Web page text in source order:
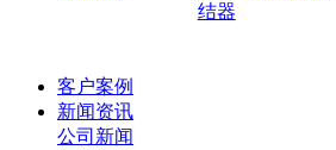
结器
客户案例
新闻资讯
公司新闻